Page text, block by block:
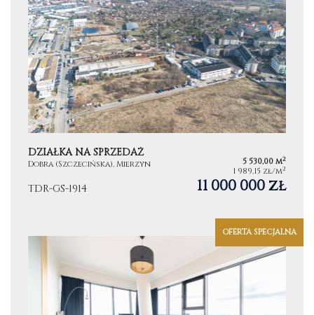
DZIAŁKA NA SPRZEDAŻ
Dobra (Szczecińska), Mierzyn 5 530,00 m2
1 989,15 zł/m2
TDR-GS-1914 11 000 000 zł
OFERTA SPECJALNA